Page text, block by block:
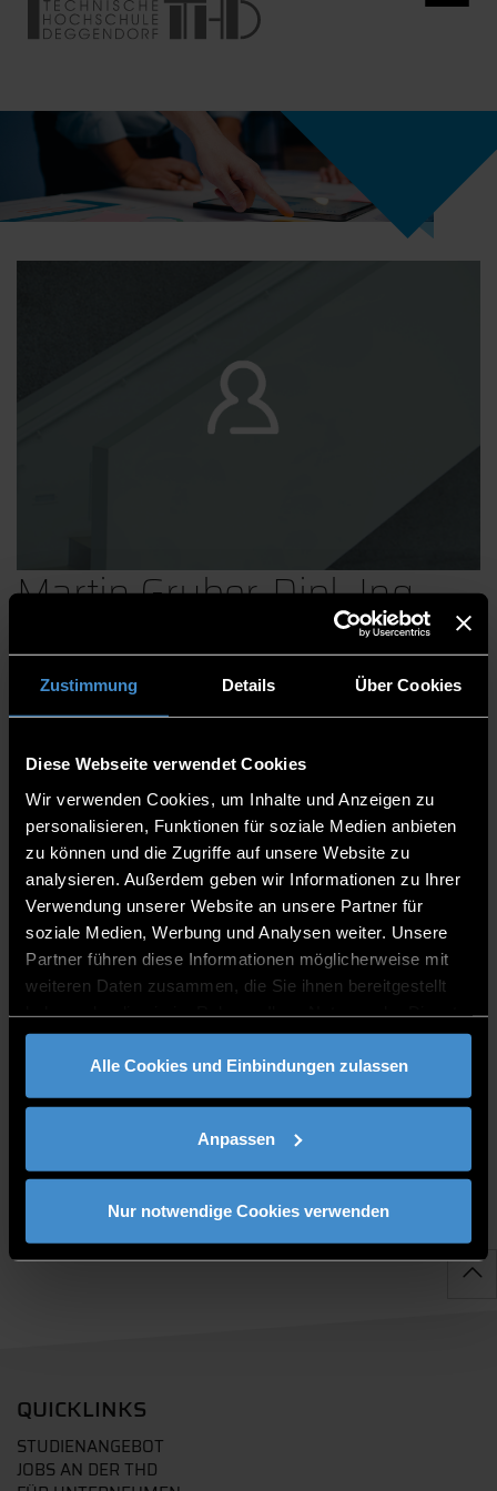
Zustimmung Details Über Cookies
Diese Webseite verwendet Cookies
Wir verwenden Cookies, um Inhalte und Anzeigen zu
personalisieren, Funktionen für soziale Medien anbieten
zu können und die Zugriffe auf unsere Website zu
analysieren. Außerdem geben wir Informationen zu Ihrer
Verwendung unserer Website an unsere Partner für
soziale Medien, Werbung und Analysen weiter. Unsere
Partner führen diese Informationen möglicherweise mit
weiteren Daten zusammen, die Sie ihnen bereitgestellt
gesammelt haben.
Alle Cookies und Einbindungen zulassen
Anpassen
Nur notwendige Cookies verwenden
Martin Gruber, Dipl.-Ing.
Laboringenieur
E 211
0991/3615-571
PUBLIKATIONEN
QUICKLINKS
STUDIENANGEBOT
JOBS AN DER THD